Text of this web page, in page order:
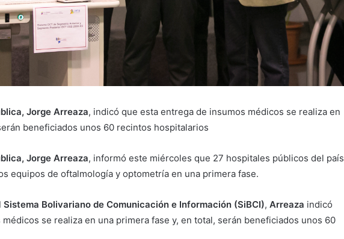
Jorge Arreaza, indicó que esta entrega de insumos médicos se realiza en
beneficiados unos 60 recintos hospitalarios
Jorge Arreaza, informó este miércoles que 27 hospitales públicos del país
equipos de oftalmología y optometría en una primera fase.
Sistema Bolivariano de Comunicación e Información (SiBCI), Arreaza indicó
se realiza en una primera fase y, en total, serán beneficiados unos 60